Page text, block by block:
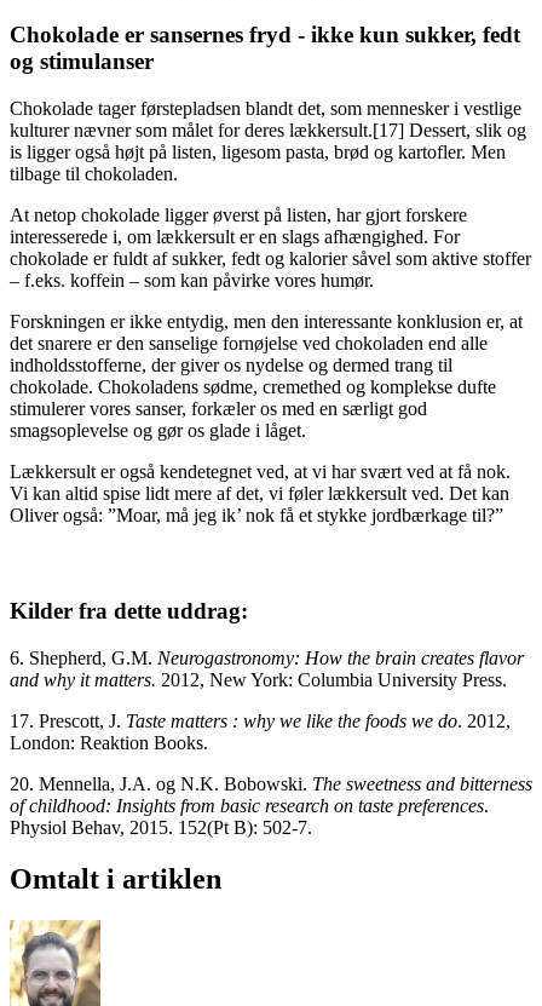
Chokolade er sansernes fryd - ikke kun sukker, fedt
og stimulanser
Chokolade tager førstepladsen blandt det, som mennesker i vestlige
kulturer nævner som målet for deres lækkersult.[17] Dessert, slik og
is ligger også højt på listen, ligesom pasta, brød og kartofler. Men
tilbage til chokoladen.
At netop chokolade ligger øverst på listen, har gjort forskere
interesserede i, om lækkersult er en slags afhængighed. For
chokolade er fuldt af sukker, fedt og kalorier såvel som aktive stoffer
– f.eks. koffein – som kan påvirke vores humør.
Forskningen er ikke entydig, men den interessante konklusion er, at
det snarere er den sanselige fornøjelse ved chokoladen end alle
indholdsstofferne, der giver os nydelse og dermed trang til
chokolade. Chokoladens sødme, cremethed og komplekse dufte
stimulerer vores sanser, forkæler os med en særligt god
smagsoplevelse og gør os glade i låget.
Lækkersult er også kendetegnet ved, at vi har svært ved at få nok.
Vi kan altid spise lidt mere af det, vi føler lækkersult ved. Det kan
Oliver også: ”Moar, må jeg ik’ nok få et stykke jordbærkage til?”
Kilder fra dette uddrag:
6. Shepherd, G.M. Neurogastronomy: How the brain creates flavor
and why it matters. 2012, New York: Columbia University Press.
17. Prescott, J. Taste matters : why we like the foods we do. 2012,
London: Reaktion Books.
20. Mennella, J.A. og N.K. Bobowski. The sweetness and bitterness
of childhood: Insights from basic research on taste preferences.
Physiol Behav, 2015. 152(Pt B): 502-7.
Omtalt i artiklen